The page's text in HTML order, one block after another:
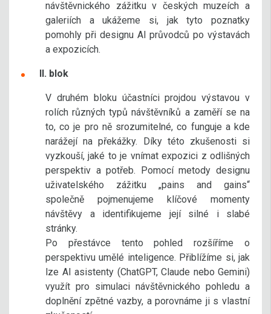
návštěvnického zážitku v českých muzeích a
galeriích a ukážeme si, jak tyto poznatky
pomohly při designu AI průvodců po výstavách
a expozicích.
II. blok
V druhém bloku účastníci projdou výstavou v
rolích různých typů návštěvníků a zaměří se na
to, co je pro ně srozumitelné, co funguje a kde
narážejí na překážky. Díky této zkušenosti si
vyzkouší, jaké to je vnímat expozici z odlišných
perspektiv a potřeb. Pomocí metody designu
uživatelského zážitku „pains and gains“
společně pojmenujeme klíčové momenty
návštěvy a identifikujeme její silné i slabé
stránky.
Po přestávce tento pohled rozšíříme o
perspektivu umělé inteligence. Přiblížíme si, jak
lze AI asistenty (ChatGPT, Claude nebo Gemini)
využít pro simulaci návštěvnického pohledu a
doplnění zpětné vazby, a porovnáme ji s vlastní